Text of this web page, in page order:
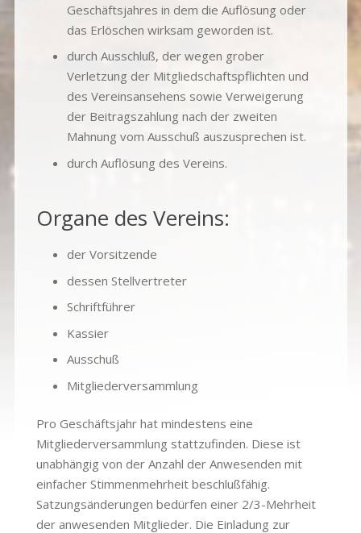
Geschäftsjahres in dem die Auflösung oder
das Erlöschen wirksam geworden ist.
durch Ausschluß, der wegen grober
Verletzung der Mitgliedschaftspflichten und
des Vereinsansehens sowie Verweigerung
der Beitragszahlung nach der zweiten
Mahnung vom Ausschuß auszusprechen ist.
durch Auflösung des Vereins.
Organe des Vereins:
der Vorsitzende
dessen Stellvertreter
Schriftführer
Kassier
Ausschuß
Mitgliederversammlung
Pro Geschäftsjahr hat mindestens eine
Mitgliederversammlung stattzufinden. Diese ist
unabhängig von der Anzahl der Anwesenden mit
einfacher Stimmenmehrheit beschlußfähig.
Satzungsänderungen bedürfen einer 2/3-Mehrheit
der anwesenden Mitglieder. Die Einladung zur